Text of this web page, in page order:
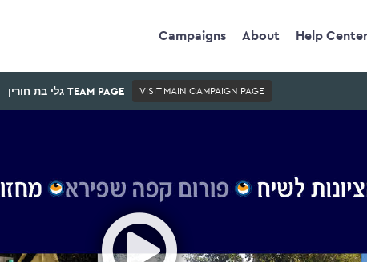
Campaigns About Help Center
גלי בת חורין TEAM PAGE VISIT MAIN CAMPAIGN PAGE